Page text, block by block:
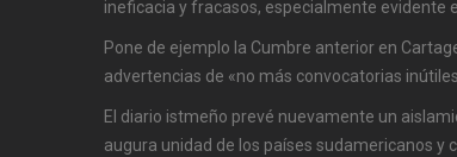
ineficacia y fracasos, especialmente evidente
Pone de ejemplo la Cumbre anterior en
advertencias de «no más convocatorias
El diario istmeño prevé nuevamente un
augura unidad de los países sudamericanos y